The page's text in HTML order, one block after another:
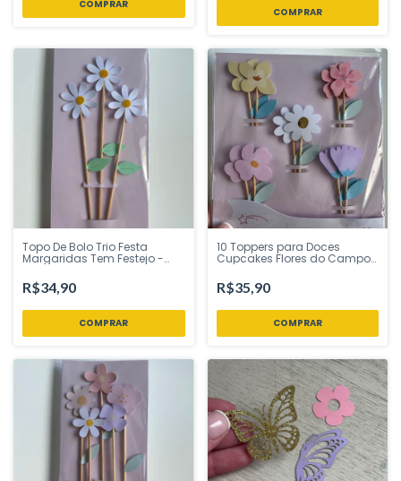
Topo De Bolo Trio Festa
Margaridas Tem Festejo -
R$34,90
10 Toppers para Doces
Cupcakes Flores do Campo
Inspire sua Festa Loja
R$35,90